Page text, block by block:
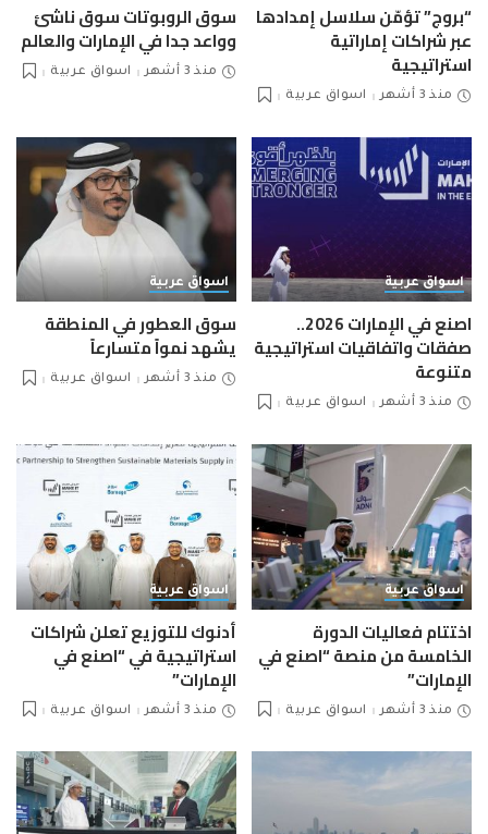
“بروج” تؤمّن سلاسل إمدادها
عبر شراكات إماراتية
استراتيجية
منذ 3 أشهر اسواق عربية
سوق الروبوتات سوق ناشئ
وواعد جدا في الإمارات والعالم
منذ 3 أشهر اسواق عربية
اسواق عربية
اصنع في الإمارات 2026..
صفقات واتفاقيات استراتيجية
متنوعة
منذ 3 أشهر اسواق عربية
اسواق عربية
سوق العطور في المنطقة
يشهد نمواً متسارعاً
منذ 3 أشهر اسواق عربية
اسواق عربية
اختتام فعاليات الدورة
الخامسة من منصة “اصنع في
الإمارات”
منذ 3 أشهر اسواق عربية
اسواق عربية
أدنوك للتوزيع تعلن شراكات
استراتيجية في “اصنع في
الإمارات”
منذ 3 أشهر اسواق عربية